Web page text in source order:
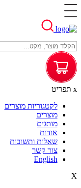
x תפריט
לקטגוריות מוצרים
מוצרים
מותגים
אודות
שאלות ותשובות
צור קשר
English
X